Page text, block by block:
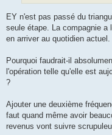
EY n'est pas passé du
seule étape. La compagnie a
en arriver au quotidien actuel.
Pourquoi faudrait-il
l'opération telle qu'elle est
?
Ajouter une deuxième
faut quand même avoir
revenus vont suivre